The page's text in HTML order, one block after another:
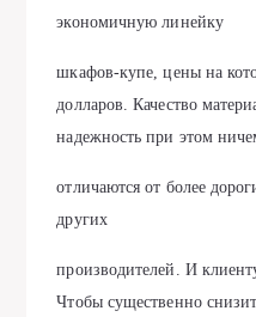
экономичную линейку
шкафов-купе, цены на
долларов. Качество
надежность при этом
отличаются от более
других
производителей. И
Чтобы существенно